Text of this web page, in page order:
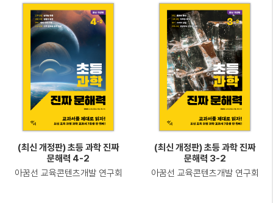
(최신 개정판) 초등 과학 진짜
문해력 4-2
아꿈선 교육콘텐츠개발 연구회
(최신 개정판) 초등 과학 진짜
문해력 3-2
아꿈선 교육콘텐츠개발 연구회